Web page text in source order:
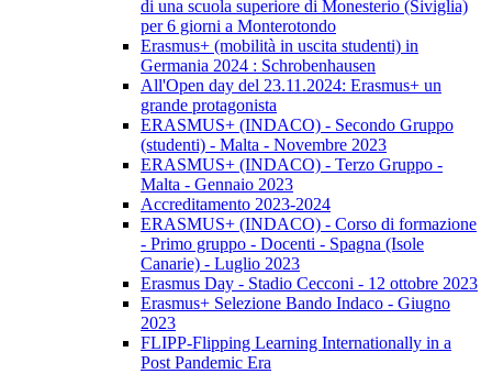
di una scuola superiore di Monesterio (Siviglia)
per 6 giorni a Monterotondo
Erasmus+ (mobilità in uscita studenti) in
Germania 2024 : Schrobenhausen
All'Open day del 23.11.2024: Erasmus+ un
grande protagonista
ERASMUS+ (INDACO) - Secondo Gruppo
(studenti) - Malta - Novembre 2023
ERASMUS+ (INDACO) - Terzo Gruppo -
Malta - Gennaio 2023
Accreditamento 2023-2024
ERASMUS+ (INDACO) - Corso di formazione
- Primo gruppo - Docenti - Spagna (Isole
Canarie) - Luglio 2023
Erasmus Day - Stadio Cecconi - 12 ottobre 2023
Erasmus+ Selezione Bando Indaco - Giugno
2023
FLIPP-Flipping Learning Internationally in a
Post Pandemic Era